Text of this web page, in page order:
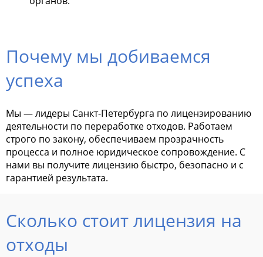
Почему мы добиваемся
успеха
Мы — лидеры Санкт-Петербурга по лицензированию
деятельности по переработке отходов. Работаем
строго по закону, обеспечиваем прозрачность
процесса и полное юридическое сопровождение. С
нами вы получите лицензию быстро, безопасно и с
гарантией результата.
Сколько стоит лицензия на
отходы